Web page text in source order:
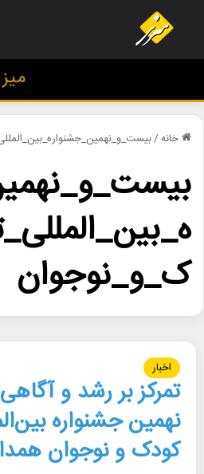
خانه/
ک_و_نوجوان
اخبار
تمرکز بر رشد و
نهمین جشنواره
کودک و نوجوان